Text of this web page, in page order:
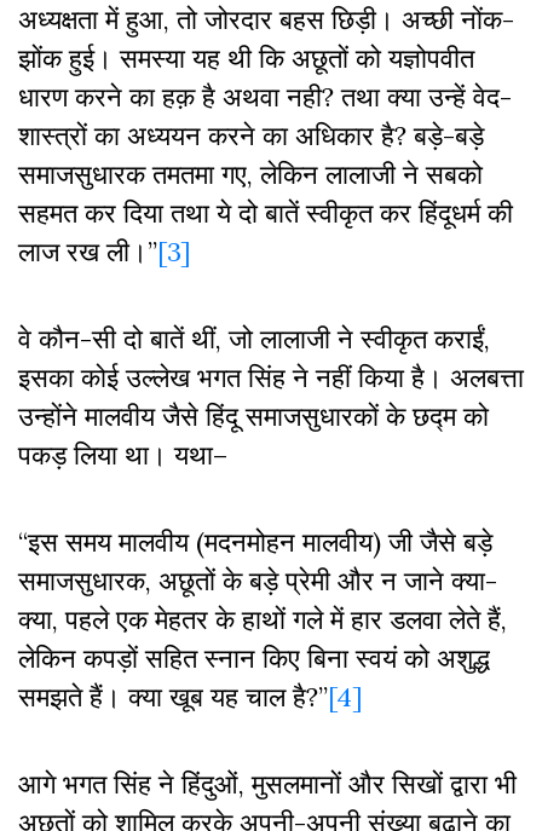
अध्यक्षता में हुआ, तो जोरदार बहस छिड़ी। अच्छी नोंक-
झोंक हुई। समस्या यह थी कि अछूतों को यज्ञोपवीत
धारण करने का हक़ है अथवा नही? तथा क्या उन्हें वेद-
शास्त्रों का अध्ययन करने का अधिकार है? बड़े-बड़े
समाजसुधारक तमतमा गए, लेकिन लालाजी ने सबको
सहमत कर दिया तथा ये दो बातें स्वीकृत कर हिंदूधर्म की
लाज रख ली।”[3]
वे कौन-सी दो बातें थीं, जो लालाजी ने स्वीकृत कराईं,
इसका कोई उल्लेख भगत सिंह ने नहीं किया है। अलबत्ता
उन्होंने मालवीय जैसे हिंदू समाजसुधारकों के छद्म को
पकड़ लिया था। यथा–
“इस समय मालवीय (मदनमोहन मालवीय) जी जैसे बड़े
समाजसुधारक, अछूतों के बड़े प्रेमी और न जाने क्या-
क्या, पहले एक मेहतर के हाथों गले में हार डलवा लेते हैं,
लेकिन कपड़ों सहित स्नान किए बिना स्वयं को अशुद्ध
समझते हैं। क्या खूब यह चाल है?”[4]
आगे भगत सिंह ने हिंदुओं, मुसलमानों और सिखों द्वारा भी
अछूतों को शामिल करके अपनी-अपनी संख्या बढ़ाने का